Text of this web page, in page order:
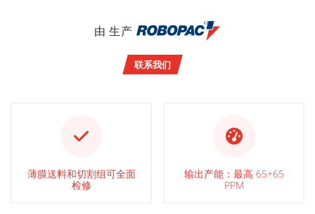
由 生产
联系我们
薄膜送料和切割组可全面
检修
输出产能：最高 65+65
PPM